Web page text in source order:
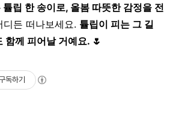
립 한 송이로, 올봄 따뜻한 감정을 전
디든 떠나보세요. 튤립이 피는 그 길
함께 피어날 거예요. 🌷
독하기